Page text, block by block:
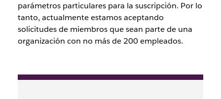
parámetros particulares para la suscripción. Por lo
tanto, actualmente estamos aceptando
solicitudes de miembros que sean parte de una
organización con no más de 200 empleados.